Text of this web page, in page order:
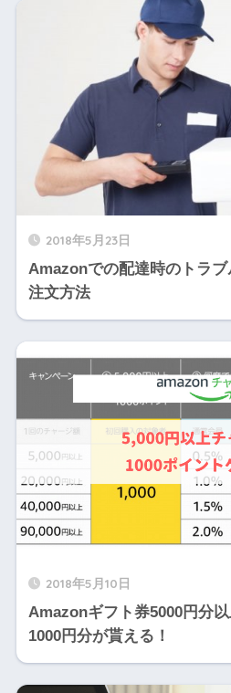
2018年5月23日
Amazonでの配達時のトラ
注文方法
2018年5月10日
Amazonギフト券5000円分
1000円分が貰える！